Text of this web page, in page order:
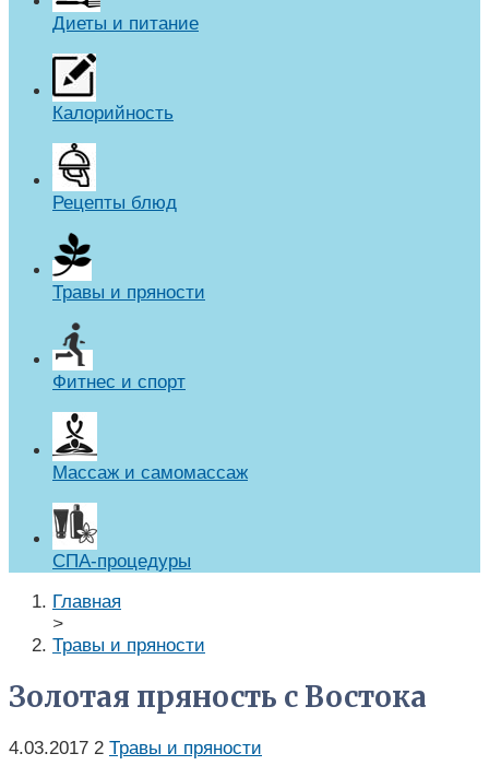
Диеты и питание
Калорийность
Рецепты блюд
Травы и пряности
Фитнес и спорт
Массаж и самомассаж
СПА-процедуры
Главная
>
Травы и пряности
Золотая пряность с Востока
4.03.2017 2 Травы и пряности